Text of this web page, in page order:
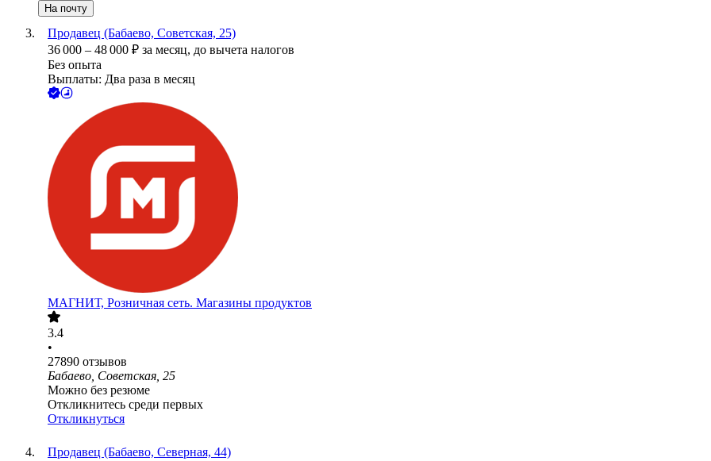
На почту
Продавец (Бабаево, Советская, 25)
36 000 – 48 000 ₽ за месяц, до вычета налогов
Без опыта
Выплаты: Два раза в месяц
МАГНИТ, Розничная сеть. Магазины продуктов
3.4
•
27890 отзывов
Бабаево, Советская, 25
Можно без резюме
Откликнитесь среди первых
Откликнуться
Продавец (Бабаево, Северная, 44)